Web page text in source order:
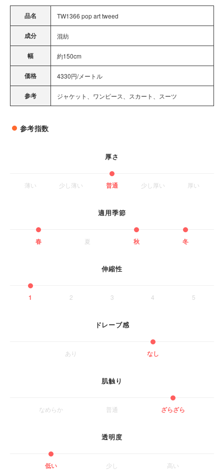
品名 TW1366 pop art tweed
成分 混紡
幅 約150cm
価格 4330円/メートル
参考 ジャケット、ワンピース、スカート、スーツ
参考指数
厚さ
薄い 少し薄い 普通 少し厚い 厚い
適用季節
春 夏 秋 冬
伸縮性
1 2 3 4 5
ドレーブ感
あり なし
肌触り
なめらか 普通 ざらざら
透明度
低い 少し 高い